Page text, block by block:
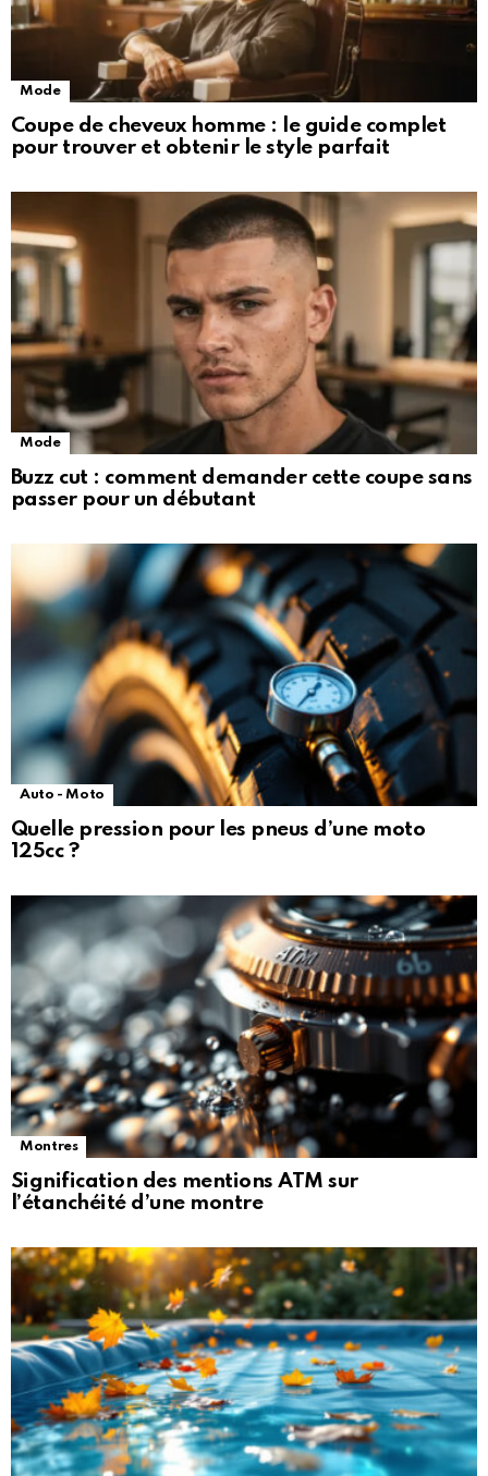
Mode
Coupe de cheveux homme : le guide complet
pour trouver et obtenir le style parfait
Mode
Buzz cut : comment demander cette coupe sans
passer pour un débutant
Auto - Moto
Quelle pression pour les pneus d’une moto
125cc ?
Montres
Signification des mentions ATM sur
l’étanchéité d’une montre